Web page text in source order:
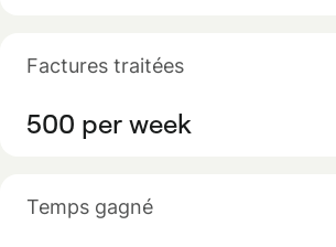
Factures traitées
500 per week
Temps gagné